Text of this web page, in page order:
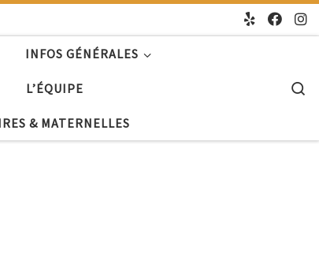
INFOS GÉNÉRALES
L’ÉQUIPE
& MATERNELLES